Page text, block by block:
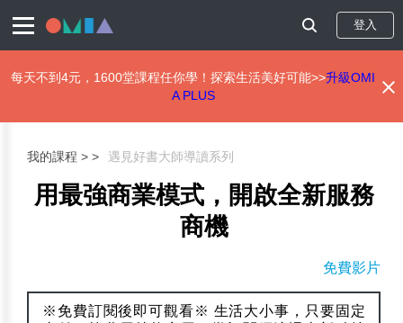
登入
每天不到4元，1600堂課程任你學！探索生活美好可能>>升級OMI
A PLUS
我的課程 > 遇見好書大師導讀系列
用最強商業模式，開啟全新服務
商機
免費影片
※免費訂閱後即可觀看※ 生活大小事，只要固定